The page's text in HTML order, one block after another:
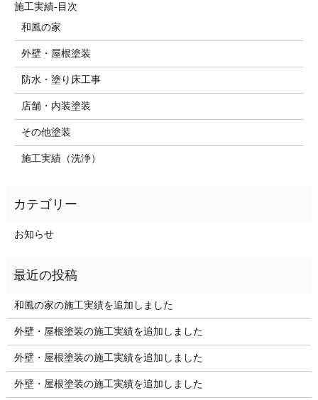
施工実績-目次
和風の家
外壁・屋根塗装
防水・塗り床工事
店舗・内装塗装
その他塗装
施工実績（洗浄）
お知らせ
和風の家の施工実績を追加しました
外壁・屋根塗装の施工実績を追加しました
外壁・屋根塗装の施工実績を追加しました
外壁・屋根塗装の施工実績を追加しました